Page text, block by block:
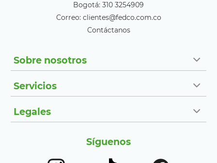
Bogotá: 310 3254909
Correo: clientes@fedco.com.co
Contáctanos
Sobre nosotros
Servicios
Legales
Síguenos